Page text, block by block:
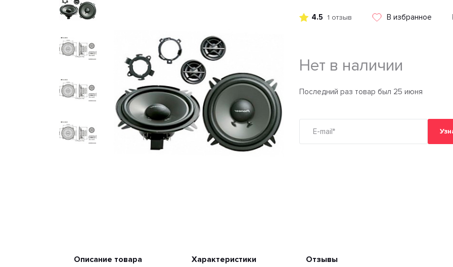
4.5 1 отзыв В избранное
Нет в наличии
Последний раз товар был 25 июня
Описание товара Характеристики Отзывы